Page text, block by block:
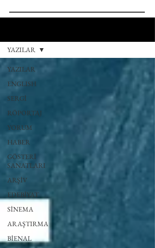
YAZILAR
ENGLISH
SERGİ
RÖPORTAJ
YORUM
HABER
GÖSTERİ
SANATLARI
ARŞİV
EDEBİYAT
SİNEMA
ARAŞTIRMA
BİENAL
YAZILAR